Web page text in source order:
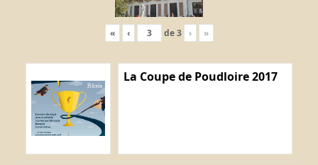
« ‹ de3 › »
La Coupe de Poudloire 2017